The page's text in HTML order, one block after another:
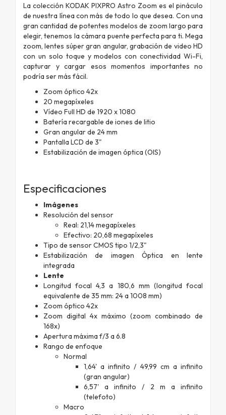
La colección KODAK PIXPRO Astro Zoom es el pináculo
de nuestra línea con más de todo lo que desea. Con una
gran cantidad de potentes modelos de zoom largo para
elegir, tenemos la cámara puente perfecta para ti. Mega
zoom, lentes súper gran angular, grabación de video HD
con un solo toque y modelos con conectividad Wi-Fi,
capturar y cargar esos momentos importantes no
podría ser más fácil.
Zoom óptico 42x
20 megapíxeles
Vídeo Full HD de 1920 x 1080
Batería recargable de iones de litio
Gran angular de 24 mm
Pantalla LCD de 3"
Estabilización de imagen óptica (OIS)
Especificaciones
Imágenes
Resolución del sensor
Real: 21,14 megapíxeles
Efectivo: 20,68 megapíxeles
Tipo de sensor CMOS tipo 1/2,3"
Estabilización de imagen Óptica en lente
integrada
Lente
Longitud focal 4,3 a 180,6 mm (longitud focal
equivalente de 35 mm: 24 a 1008 mm)
Zoom óptico 42x
Zoom digital 4x máximo (zoom combinado de
168x)
Apertura máxima f/3 a 6.8
Rango de enfoque
Normal
1,64' a infinito / 49,99 cm a infinito
(gran angular)
6,57' a infinito / 2 m a infinito
(telefoto)
Macro